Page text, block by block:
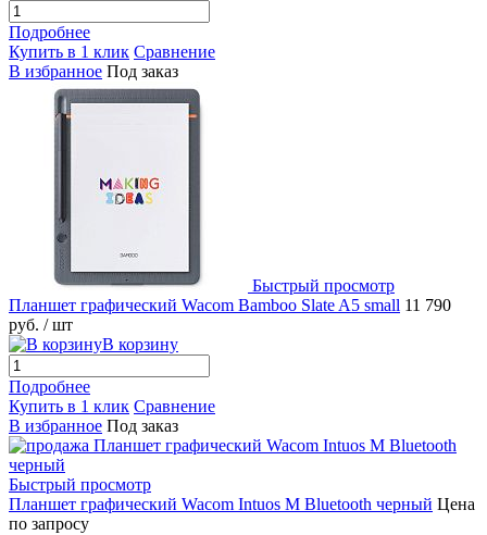
Подробнее
Купить в 1 клик Сравнение
В избранное Под заказ
Быстрый просмотр
Планшет графический Wacom Bamboo Slate A5 small 11 790
руб. / шт
В корзину
Подробнее
Купить в 1 клик Сравнение
В избранное Под заказ
Быстрый просмотр
Планшет графический Wacom Intuos M Bluetooth черный Цена
по запросу